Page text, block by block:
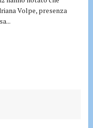
Volpe, presenza